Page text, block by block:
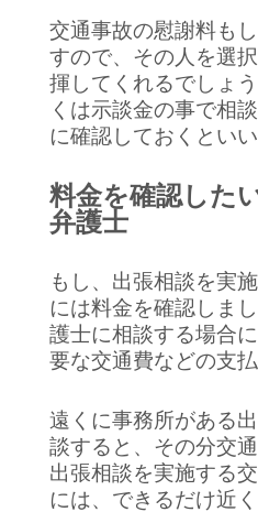
交通事故の慰謝料も
すので、その人を選
揮してくれるでしょ
くは示談金の事で相
に確認しておくといい
料金を確認した
弁護士
もし、出張相談を実
には料金を確認しま
護士に相談する場合
要な交通費などの支
遠くに事務所がある
談すると、その分交
出張相談を実施する
には、できるだけ近